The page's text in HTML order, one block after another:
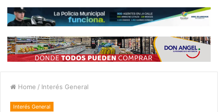
Home / Interés General
Interés General